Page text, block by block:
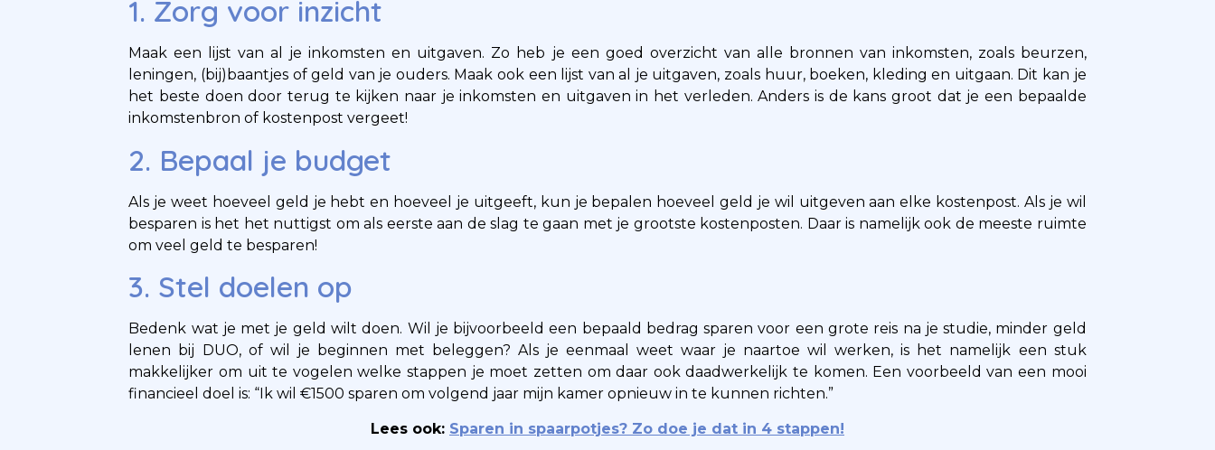
1. Zorg voor inzicht
Maak een lijst van al je inkomsten en uitgaven. Zo heb je een goed overzicht van alle bronnen van inkomsten, zoals beurzen,
leningen, (bij)baantjes of geld van je ouders. Maak ook een lijst van al je uitgaven, zoals huur, boeken, kleding en uitgaan. Dit kan je
het beste doen door terug te kijken naar je inkomsten en uitgaven in het verleden. Anders is de kans groot dat je een bepaalde
inkomstenbron of kostenpost vergeet!
2. Bepaal je budget
Als je weet hoeveel geld je hebt en hoeveel je uitgeeft, kun je bepalen hoeveel geld je wil uitgeven aan elke kostenpost. Als je wil
besparen is het het nuttigst om als eerste aan de slag te gaan met je grootste kostenposten. Daar is namelijk ook de meeste ruimte
om veel geld te besparen!
3. Stel doelen op
Bedenk wat je met je geld wilt doen. Wil je bijvoorbeeld een bepaald bedrag sparen voor een grote reis na je studie, minder geld
lenen bij DUO, of wil je beginnen met beleggen? Als je eenmaal weet waar je naartoe wil werken, is het namelijk een stuk
makkelijker om uit te vogelen welke stappen je moet zetten om daar ook daadwerkelijk te komen. Een voorbeeld van een mooi
financieel doel is: “Ik wil €1500 sparen om volgend jaar mijn kamer opnieuw in te kunnen richten.”
Lees ook: Sparen in spaarpotjes? Zo doe je dat in 4 stappen!